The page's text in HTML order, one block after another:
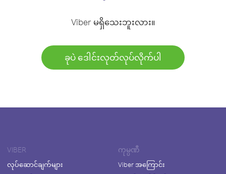
Viber မရှိသေးဘူးလား။
ခုပဲ ဒေါင်းလုတ်လုပ်လိုက်ပါ
VIBER
လုပ်ဆောင်ချက်များ
ကုမ္ပဏီ
Viber အကြောင်း